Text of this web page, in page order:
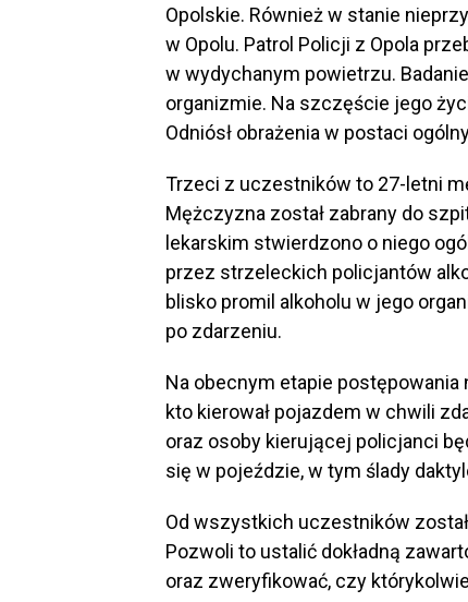
Opolskie. Również w stanie
w Opolu. Patrol Policji z Opola
w wydychanym powietrzu.
organizmie. Na szczęście jego
Odniósł obrażenia w postaci
Trzeci z uczestników to 27-letni
Mężczyzna został zabrany do
lekarskim stwierdzono o niego
przez strzeleckich policjantów
blisko promil alkoholu w jego
po zdarzeniu.
Na obecnym etapie
kto kierował pojazdem w chwili
oraz osoby kierującej policjanci
się w pojeździe, w tym ślady
Od wszystkich uczestników
Pozwoli to ustalić dokładną
oraz zweryfikować, czy